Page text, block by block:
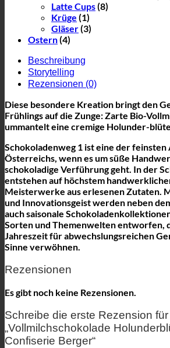
Latte Cups(8)
Krüge (1)
Gläser(3)
Ostern(4)
Beschreibung
Storytelling
Rezensionen (0)
Diese besondere Kreation bringt den
Frühlings auf die Zunge: Zarte Bio-
ummantelt eine cremige Holunder-
Schokoladenweg 1 ist eine der feinsten
Österreichs, wenn es um süße
schokoladige Verführung geht. In der
entstehen auf höchstem
Meisterwerke aus erlesenen Zutaten.
und Innovationsgeist werden neben
auch saisonale
Sorten und Themenwelten entworfen,
Jahreszeit für abwechslungsreichen
Sinne verwöhnen.
Rezensionen
Es gibt noch keine Rezensionen.
Schreibe die erste Rezension für
„Vollmilchschokolade
Confiserie Berger“